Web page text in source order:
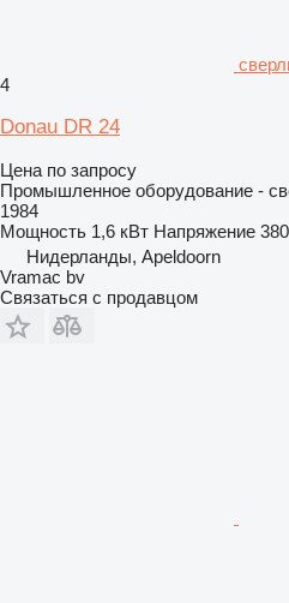
4
Donau DR 24
Цена по запросу
Промышленное оборудование -
1984
Мощность 1,6 кВт Напряжение 380
Нидерланды, Apeldoorn
Vramac bv
Связаться с продавцом